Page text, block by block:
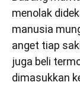
menolak
manusia
anget tiap
juga beli
dimasukkan